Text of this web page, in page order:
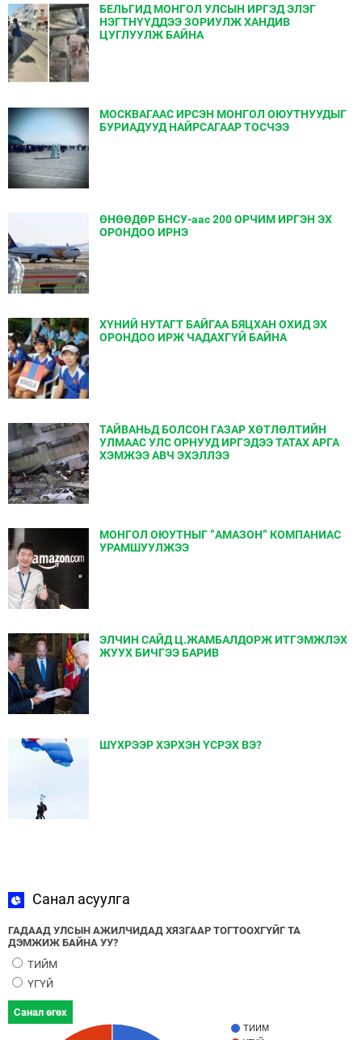
БЕЛЬГИД МОНГОЛ УЛСЫН ИРГЭД ЭЛЭГ
НЭГТНҮҮДДЭЭ ЗОРИУЛЖ ХАНДИВ
ЦУГЛУУЛЖ БАЙНА
МОСКВАГААС ИРСЭН МОНГОЛ ОЮУТНУУДЫГ
БУРИАДУУД НАЙРСАГААР ТОСЧЭЭ
ӨНӨӨДӨР БНСУ-аас 200 ОРЧИМ ИРГЭН ЭХ
ОРОНДОО ИРНЭ
ХҮНИЙ НУТАГТ БАЙГАА БЯЦХАН ОХИД ЭХ
ОРОНДОО ИРЖ ЧАДАХГҮЙ БАЙНА
ТАЙВАНЬД БОЛСОН ГАЗАР ХӨТЛӨЛТИЙН
УЛМААС УЛС ОРНУУД ИРГЭДЭЭ ТАТАХ АРГА
ХЭМЖЭЭ АВЧ ЭХЭЛЛЭЭ
МОНГОЛ ОЮУТНЫГ ”АМАЗОН” КОМПАНИАС
УРАМШУУЛЖЭЭ
ЭЛЧИН САЙД Ц.ЖАМБАЛДОРЖ ИТГЭМЖЛЭХ
ЖУУХ БИЧГЭЭ БАРИВ
ШҮХРЭЭР ХЭРХЭН ҮСРЭХ ВЭ?
Санал асуулга
ГАДААД УЛСЫН АЖИЛЧИДАД ХЯЗГААР ТОГТООХГҮЙГ ТА
ДЭМЖИЖ БАЙНА УУ?
ТИЙМ
ҮГҮЙ
Санал өгөх
ТИЙМ